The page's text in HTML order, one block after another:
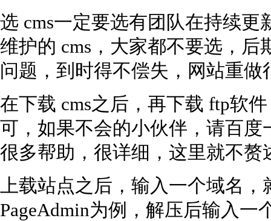
选 cms一定要选有团队在持续
维护的 cms，大家都不要选，
问题，到时得不偿失，网站重做
在下载 cms之后，再下载 ftp软
可，如果不会的小伙伴，请百
很多帮助，很详细，这里就不赘
上载站点之后，输入一个域名，
PageAdmin为例，解压后输入